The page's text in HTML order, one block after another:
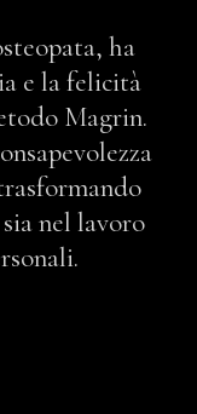
ha
e la felicità
Magrin.
nel lavoro